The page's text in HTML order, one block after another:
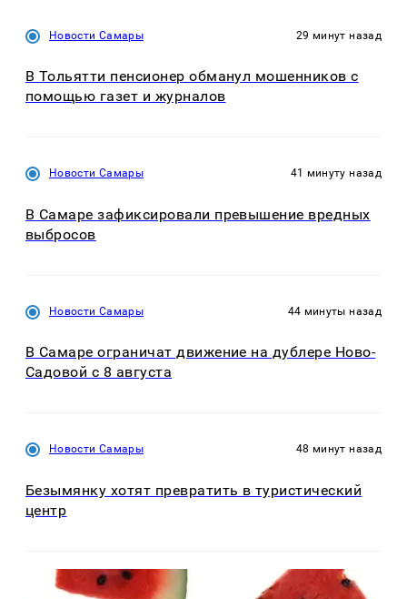
Новости Самары 29 минут назад
В Тольятти пенсионер обманул мошенников с
помощью газет и журналов
Новости Самары 41 минуту назад
В Самаре зафиксировали превышение вредных
выбросов
Новости Самары 44 минуты назад
В Самаре ограничат движение на дублере Ново-
Садовой с 8 августа
Новости Самары 48 минут назад
Безымянку хотят превратить в туристический
центр